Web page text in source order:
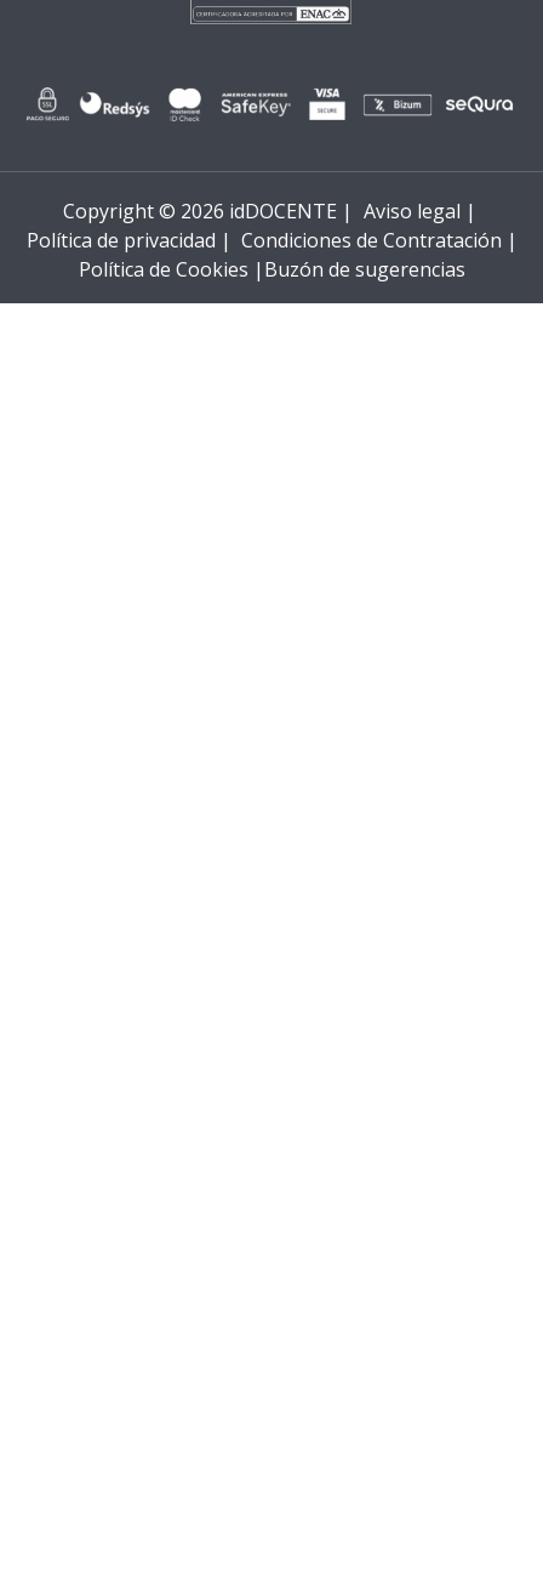
Copyright © 2026 idDOCENTE | Aviso legal |
Política de privacidad | Condiciones de Contratación |
Política de Cookies | Buzón de sugerencias